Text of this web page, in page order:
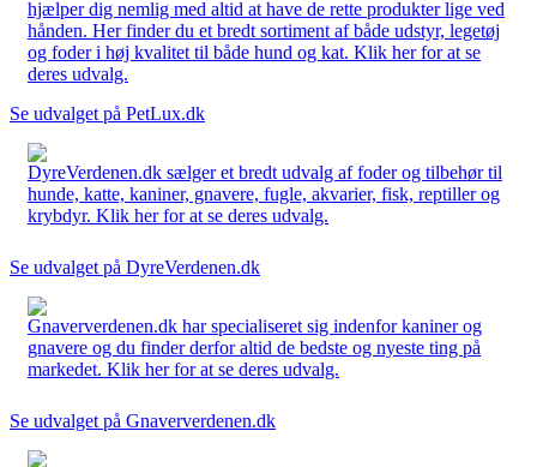
hjælper dig nemlig med altid at have de rette produkter lige ved
hånden. Her finder du et bredt sortiment af både udstyr, legetøj
og foder i høj kvalitet til både hund og kat. Klik her for at se
deres udvalg.
Se udvalget på PetLux.dk
DyreVerdenen.dk sælger et bredt udvalg af foder og tilbehør til
hunde, katte, kaniner, gnavere, fugle, akvarier, fisk, reptiller og
krybdyr. Klik her for at se deres udvalg.
Se udvalget på DyreVerdenen.dk
Gnaververdenen.dk har specialiseret sig indenfor kaniner og
gnavere og du finder derfor altid de bedste og nyeste ting på
markedet. Klik her for at se deres udvalg.
Se udvalget på Gnaververdenen.dk